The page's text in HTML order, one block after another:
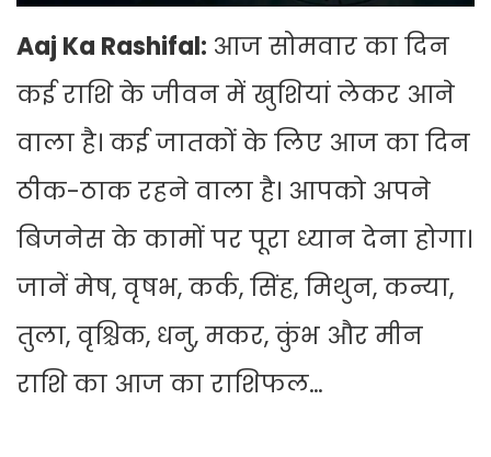
Aaj Ka Rashifal: आज सोमवार का दिन
कई राशि के जीवन में खुशियां लेकर आने
वाला है। कई जातकों के लिए आज का दिन
ठीक-ठाक रहने वाला है। आपको अपने
बिजनेस के कामों पर पूरा ध्यान देना होगा।
जानें मेष, वृषभ, कर्क, सिंह, मिथुन, कन्या,
तुला, वृश्चिक, धनु, मकर, कुंभ और मीन
राशि का आज का राशिफल…